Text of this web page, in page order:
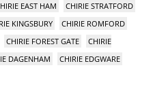
EAST HAM
CHIRIE STRATFORD
KINGSBURY
CHIRIE ROMFORD
CHIRIE FOREST GATE
CHIRIE
DAGENHAM
CHIRIE EDGWARE